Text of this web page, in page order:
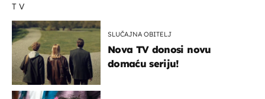
TV
SLUČAJNA OBITELJ
Nova TV donosi novu
domaću seriju!